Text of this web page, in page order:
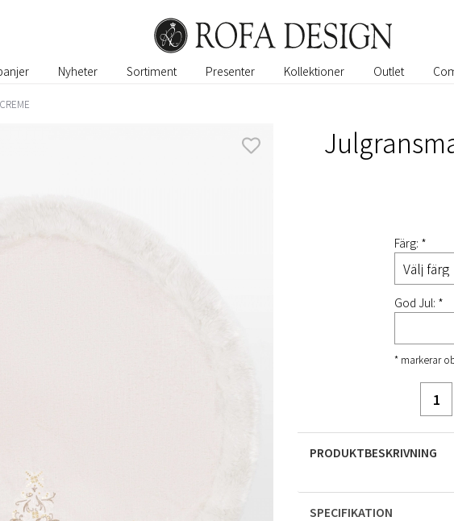
Nyheter Sortiment Presenter Kollektioner Outlet
Färg: *
God Jul: *
* markerar
PRODUKTBESKRIVNING
SPECIFIKATION